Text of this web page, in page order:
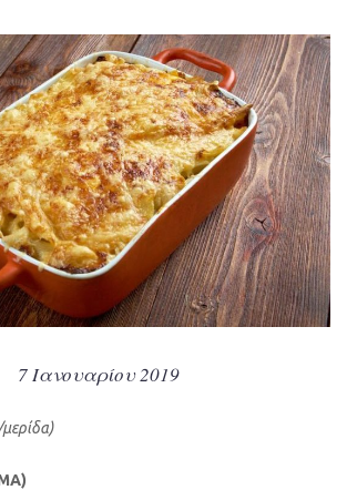
7 Ιανουαρίου 2019